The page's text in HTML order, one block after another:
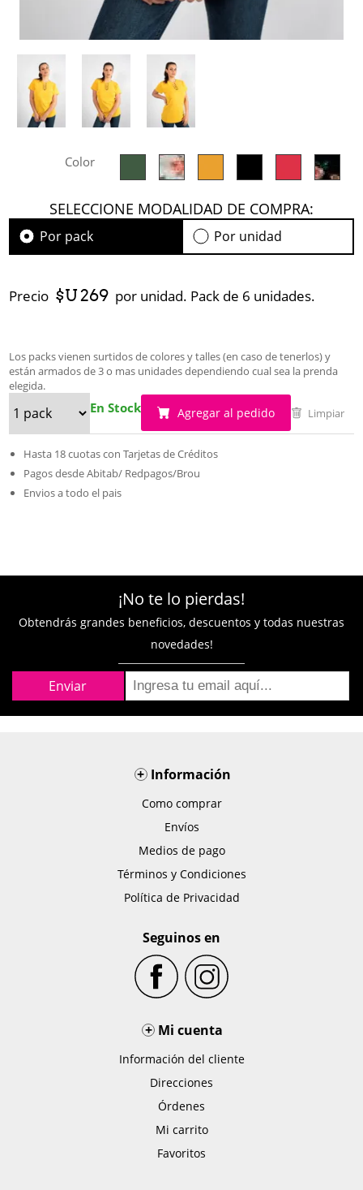
Color
SELECCIONE MODALIDAD DE COMPRA:
Por pack Por unidad
Precio $U 269 por unidad. Pack de 6 unidades.
Los packs vienen surtidos de colores y talles (en caso de tenerlos) y
están armados de 3 o mas unidades dependiendo cual sea la prenda
elegida.
En Stock Agregar al pedido Limpiar
Hasta 18 cuotas con Tarjetas de Créditos
Pagos desde Abitab/ Redpagos/Brou
Envios a todo el pais
¡No te lo pierdas!
Obtendrás grandes beneficios, descuentos y todas nuestras
novedades!
+Información
Como comprar
Envíos
Medios de pago
Términos y Condiciones
Política de Privacidad
Seguinos en
+ Mi cuenta
Información del cliente
Direcciones
Órdenes
Mi carrito
Favoritos